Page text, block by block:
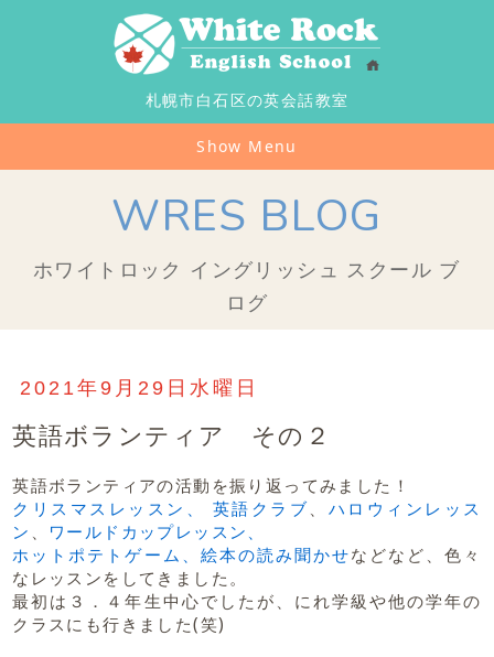
札幌市白石区の英会話教室
Show Menu
WRES BLOG
ホワイトロック イングリッシュ スクール ブ
ログ
2021年9月29日水曜日
英語ボランティア その２
英語ボランティアの活動を振り返ってみました！
クリスマスレッスン、
英語クラブ、 ハロウィンレッス
ン 、 ワールドカップレッスン、
ホットポテトゲーム、 絵本の読み聞かせなどなど、色々
なレッスンをしてきました。
最初は３．４年生中心でしたが、にれ学級や他の学年の
クラスにも行きました(笑)